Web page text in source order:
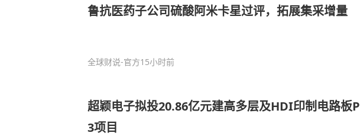
鲁抗医药子公司硫酸阿米卡星过评，拓展集采增量
全球财说-官方15小时前
超颖电子拟投20.86亿元建高多层及HDI印制电路板P
3项目